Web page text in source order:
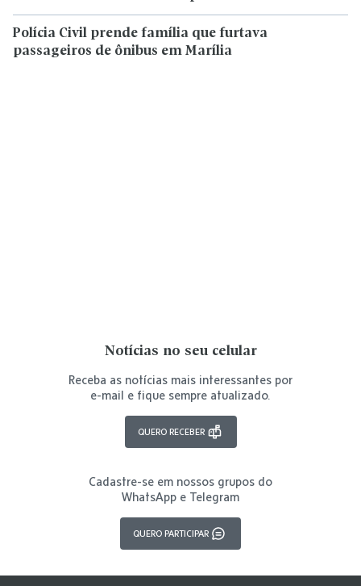
Polícia Civil prende família que furtava
passageiros de ônibus em Marília
Notícias no seu celular
Receba as notícias mais interessantes por
e-mail e fique sempre atualizado.
QUERO RECEBER
Cadastre-se em nossos grupos do
WhatsApp e Telegram
QUERO PARTICIPAR